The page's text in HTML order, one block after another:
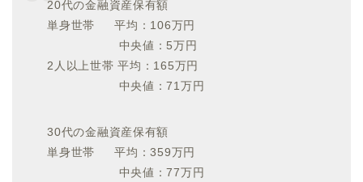
20代の金融資産保有額
単身世帯 平均：106万円
中央値：5万円
2人以上世帯 平均：165万円
中央値：71万円
30代の金融資産保有額
単身世帯 平均：359万円
中央値：77万円